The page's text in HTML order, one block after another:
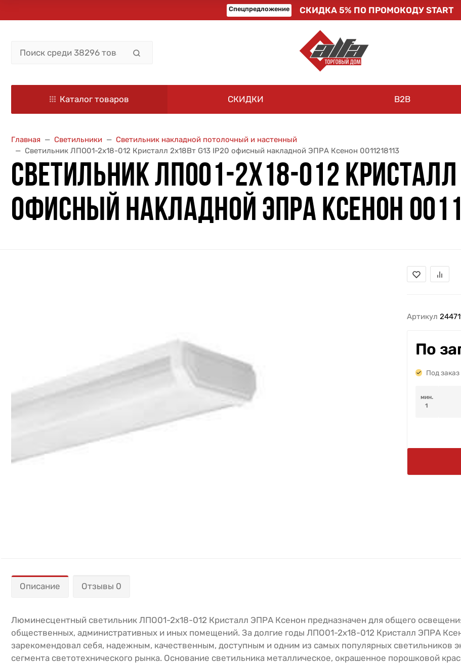
Спецпредложение СКИДКА 5% ПО ПРОМОКОДУ START
Каталог товаров СКИДКИ B2B
Главная Светильники
Светильник накладной потолочный и настенный
Светильник ЛПО01-2х18-012 Кристалл 2х18Вт G13 IP20 офисный накладной ЭПРА Ксенон 0011218113
СВЕТИЛЬНИК ЛПО01-2Х18-012 КРИСТАЛЛ
ОФИСНЫЙ НАКЛАДНОЙ ЭПРА КСЕНОН
Артикул
По
Под заказ
мин.
1
Описание Отзывы 0
Люминесцентный светильник ЛПО01-2х18-012 Кристалл ЭПРА Ксенон предназначен для общего
общественных, административных и иных помещений. За долгие годы ЛПО01-2х18-012 Кристалл ЭПРА
зарекомендовал себя, надежным, качественным, доступным и одним из самых популярных светильников
сегмента светотехнического рынка. Основание светильника металлическое, окрашенное порошковой